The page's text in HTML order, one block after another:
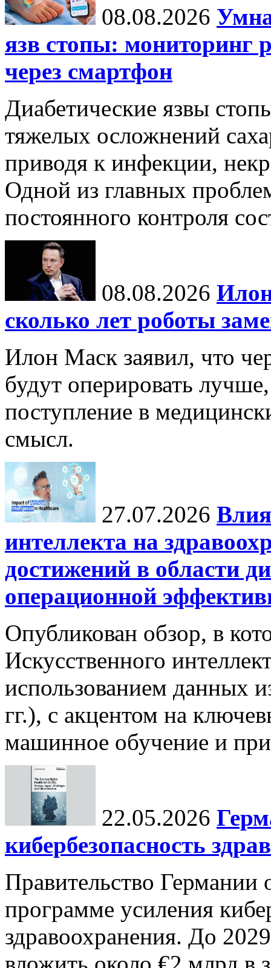
08.08.2026
язв стопы: мониторинг
через смартфон
Диабетические язвы
тяжелых осложнений
приводя к инфекции,
Одной из главных
постоянного контроля
08.08.2026
сколько лет роботы
Илон Маск заявил, что
будут оперировать
поступление в
смысл.
27.07.2026
интеллекта на
достижений в области
операционной
Опубликован обзор, в
Искусственного
использованием данных
гг.), с акцентом на
машинное обучение и
22.05.2026
кибербезопасность
Правительство
программе усиления
здравоохранения. До